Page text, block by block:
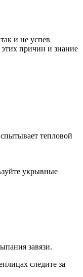
и не успев
причин и знание
тепловой
укрывные
завязи.
следите за